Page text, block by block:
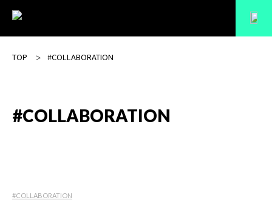
TOP #COLLABORATION
#COLLABORATION
#COLLABORATION